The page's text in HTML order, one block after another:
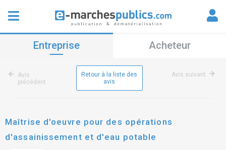
Entreprise Acheteur
Avis
précédent
Retour à la liste des
avis
Avis suivant
Maîtrise d'oeuvre pour des opérations
d'assainissement et d'eau potable